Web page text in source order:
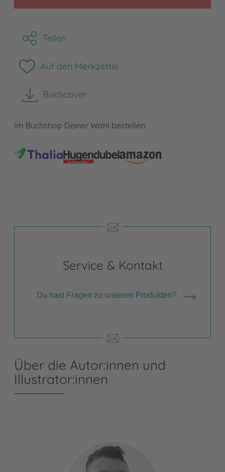
Teilen
Auf den Merkzettel
Buchcover
herunterladen
Im Buchshop Deiner Wahl bestellen:
Service & Kontakt
Du hast Fragen zu unseren Produkten?
Über die Autor:innen und
Illustrator:innen